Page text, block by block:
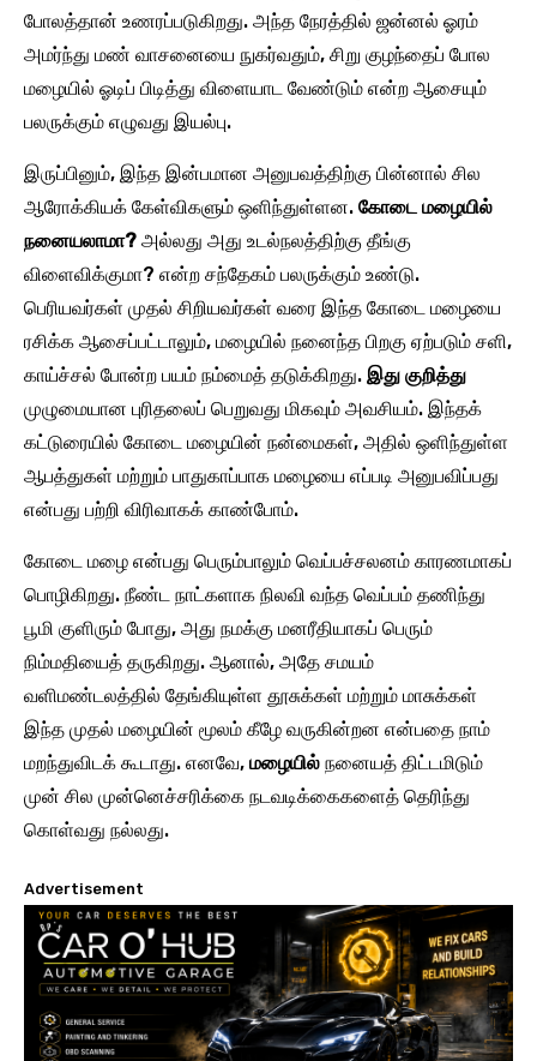
போலத்தான் உணரப்படுகிறது. அந்த நேரத்தில் ஜன்னல் ஓரம்
அமர்ந்து மண் வாசனையை நுகர்வதும், சிறு குழந்தைப் போல
மழையில் ஓடிப் பிடித்து விளையாட வேண்டும் என்ற ஆசையும்
பலருக்கும் எழுவது இயல்பு.
இருப்பினும், இந்த இன்பமான அனுபவத்திற்கு பின்னால் சில
ஆரோக்கியக் கேள்விகளும் ஒளிந்துள்ளன. கோடை மழையில்
நனையலாமா? அல்லது அது உடல்நலத்திற்கு தீங்கு
விளைவிக்குமா? என்ற சந்தேகம் பலருக்கும் உண்டு.
பெரியவர்கள் முதல் சிறியவர்கள் வரை இந்த கோடை மழையை
ரசிக்க ஆசைப்பட்டாலும், மழையில் நனைந்த பிறகு ஏற்படும் சளி,
காய்ச்சல் போன்ற பயம் நம்மைத் தடுக்கிறது. இது குறித்து
முழுமையான புரிதலைப் பெறுவது மிகவும் அவசியம். இந்தக்
கட்டுரையில் கோடை மழையின் நன்மைகள், அதில் ஒளிந்துள்ள
ஆபத்துகள் மற்றும் பாதுகாப்பாக மழையை எப்படி அனுபவிப்பது
என்பது பற்றி விரிவாகக் காண்போம்.
கோடை மழை என்பது பெரும்பாலும் வெப்பச்சலனம் காரணமாகப்
பொழிகிறது. நீண்ட நாட்களாக நிலவி வந்த வெப்பம் தணிந்து
பூமி குளிரும் போது, அது நமக்கு மனரீதியாகப் பெரும்
நிம்மதியைத் தருகிறது. ஆனால், அதே சமயம்
வளிமண்டலத்தில் தேங்கியுள்ள தூசுக்கள் மற்றும் மாசுக்கள்
இந்த முதல் மழையின் மூலம் கீழே வருகின்றன என்பதை நாம்
மறந்துவிடக் கூடாது. எனவே, மழையில் நனையத் திட்டமிடும்
முன் சில முன்னெச்சரிக்கை நடவடிக்கைகளைத் தெரிந்து
கொள்வது நல்லது.
Advertisement